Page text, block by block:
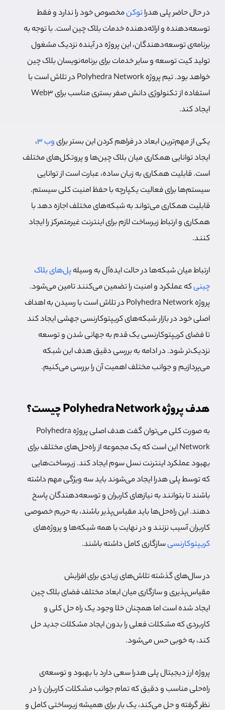
در حال حاضر پلی هدراتوکنمخصوص خود را ندارد و فقط
توسعه‌دهنده و ارائه‌دهنده خدمات بلاک چین است. با توجه به
برنامه‌ی توسعه‌دهندگان، این پروژه در آینده نزدیک مشغول
تولید کیت توسعه و سایر خدمات برای برنامه‌نویسان بلاک چین
خواهد بود.
تیم پروژه Polyhedra Network در تلاش است با
استفاده از تکنولوژی دانش صفر بستری مناسب برای Web3
ایجاد کند.
یکی از مهم‌ترین ابعاد در فراهم کردن این بستر برایوب 3
،
ایجاد توانایی همکاری میان بلاک چین‌ها و پروتکل‌های مختلف
است. قابلیت همکاری به زبان ساده، عبارت است از توانایی
سیستم‌ها برای فعالیت یکپارچه با حفظ امنیت کلی سیستم.
قابلیت همکاری می‌تواند به شبکه‌های مختلف اجازه دهد با
همکاری و ارتباط زیرساخت لازم برای اینترنت غیرمتمرکز را ایجاد
کنند.
ارتباط میان شبکه‌ها در حالت ایده‌آل به وسیله پل‌های بلاک
چینیکه عملکرد و امنیت را تضمین می‌کنند تامین می‌شود.
پروژه Polyhedra Network در تلاش است با رسیدن به اهداف
اصلی خود در بازار شبکه‌های کریپتوکارنسی جهشی ایجاد کند
تا فضای کریپتوکارنسی یک قدم به جهانی شدن و توسعه
نزدیک‌تر شود. در ادامه به بررسی دقیق هدف این شبکه
می‌پردازیم و جوانب مختلف اهمیت آن را بررسی می‌کنیم.
هدف پروژه Polyhedra Network چیست؟
به صورت کلی می‌توان گفت هدف اصلی پروژه Polyhedra
Network این است که یک مجموعه از راه‌حل‌های مختلف برای
بهبود عملکرد اینترنت نسل سوم ایجاد کند. زیرساخت‌هایی
که توسط پلی هدرا ایجاد می‌شوند باید سه ویژگی مهم داشته
باشند تا بتوانند به نیازهای کاربران و توسعه‌دهندگان پاسخ
دهند. این راه‌حل‌ها باید مقیاس‌پذیر باشند، به حریم خصوصی
کاربران آسیب نزنند و در نهایت با همه شبکه‌ها و پروژه‌های
کریپتوکارنسیسازگاری کامل داشته باشند.
در سال‌های گذشته تلاش‌های زیادی برای افزایش
مقیاس‌پذیری و سازگاری میان ابعاد مختلف فضای بلاک چین
ایجاد شده است اما همچنان خلا وجود یک راه حل کلی و
کاربردی که مشکلات فعلی را بدون ایجاد مشکلات جدید حل
کند، به خوبی حس می‌شود.
پروژه ارز دیجیتال پلی هدرا سعی دارد با بهبود و توسعه‌ی
راه‌حلی مناسب و دقیق که تمام جوانب مشکلات کاربران را در
نظر گرفته و حل می‌کند، یک بار برای همیشه زیرساختی کامل و